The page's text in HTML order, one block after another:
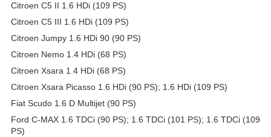
Citroen C5 II 1.6 HDi (109 PS)
Citroen C5 III 1.6 HDi (109 PS)
Citroen Jumpy 1.6 HDi 90 (90 PS)
Citroen Nemo 1.4 HDi (68 PS)
Citroen Xsara 1.4 HDi (68 PS)
Citroen Xsara Picasso 1.6 HDi (90 PS); 1.6 HDi (109 PS)
Fiat Scudo 1.6 D Multijet (90 PS)
Ford C-MAX 1.6 TDCi (90 PS); 1.6 TDCi (101 PS); 1.6 TDCi (109
PS)